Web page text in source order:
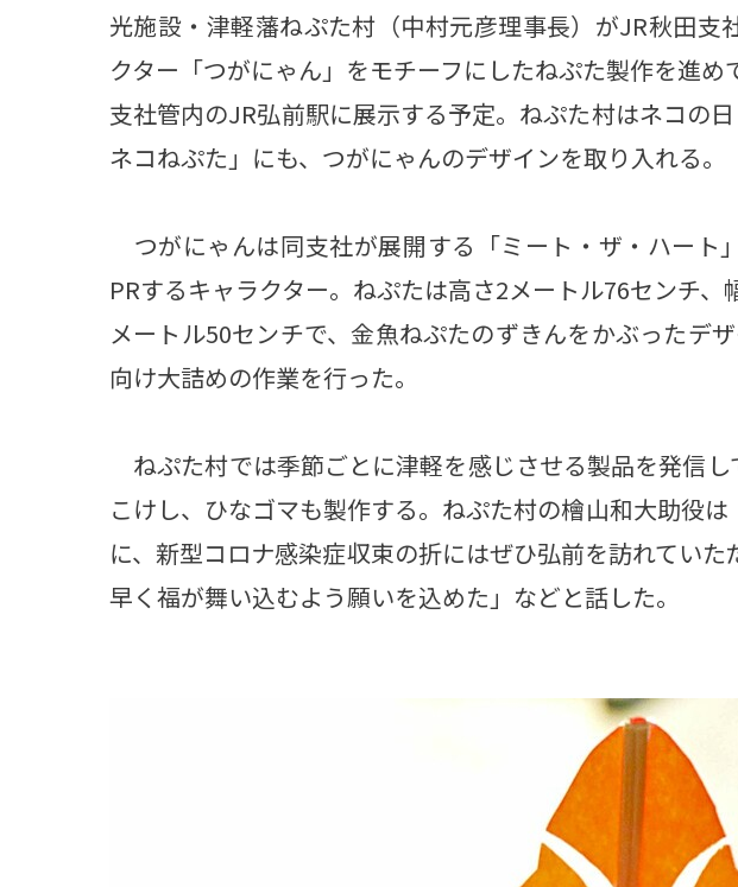
光施設・津軽藩ねぷた村（中村元彦理事長）がJR秋田支
クター「つがにゃん」をモチーフにしたねぷた製作を進
支社管内のJR弘前駅に展示する予定。ねぷた村はネコの
ネコねぷた」にも、つがにゃんのデザインを取り入れる。
つがにゃんは同支社が展開する「ミート・ザ・ハート
PRするキャラクター。ねぷたは高さ2メートル76センチ
メートル50センチで、金魚ねぷたのずきんをかぶったデ
向け大詰めの作業を行った。
ねぷた村では季節ごとに津軽を感じさせる製品を発信
こけし、ひなゴマも製作する。ねぷた村の檜山和大助役
に、新型コロナ感染症収束の折にはぜひ弘前を訪れてい
早く福が舞い込むよう願いを込めた」などと話した。